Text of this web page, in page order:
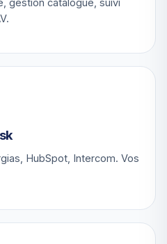
HubSpot, Intercom. Vos